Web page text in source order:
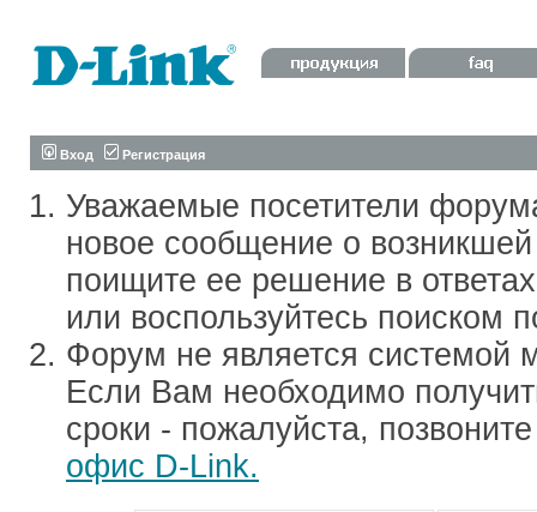
Вход Регистрация
Уважаемые посетители
новое сообщение о
поищите ее решение в
или воспользуйтесь поиском
Форум не является системой
Если Вам необходимо
сроки - пожалуйста,
офис D-Link.